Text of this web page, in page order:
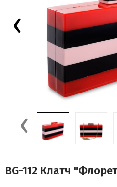
‹
‹
BG-112 Клатч